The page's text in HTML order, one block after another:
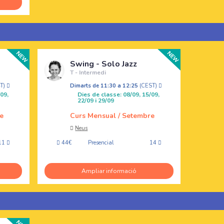
Swing - Solo Jazz
T - Intermedi
Dimarts de 11:30 a 12:25 (CEST)
Dies de classe: 08/09, 15/09,
22/09 i 29/09
Curs Mensual / Setembre
Neus
44€
Presencial 14
Ampliar informació